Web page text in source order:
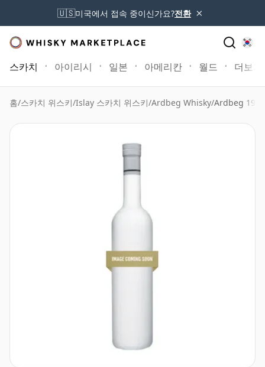
🇺🇸미국에서 접속 중이신가요?전환 ×
스카치 아이리시 일본 아메리칸 월드 더보기
홈/스카치 위스키/Islay 스카치 위스키/Ardbeg Whisky/Ardbeg